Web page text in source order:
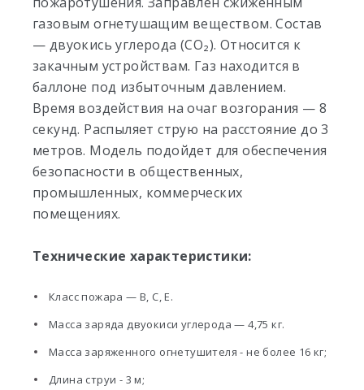
газовым огнетушащим веществом. Состав
— двуокись углерода (CO₂). Относится к
закачным устройствам. Газ находится в
баллоне под избыточным давлением.
Время воздействия на очаг возгорания — 8
секунд. Распыляет струю на расстояние до 3
метров. Модель подойдет для обеспечения
безопасности в общественных,
промышленных, коммерческих
помещениях.
Технические характеристики:
Класс пожара — В, С, Е.
Масса заряда двуокиси углерода — 4,75 кг.
Масса заряженного огнетушителя - не более 16 кг;
Длина струи - 3 м;